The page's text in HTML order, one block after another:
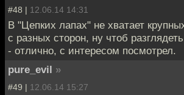
#48 | 12.06.14 14:31
В "Цепких лапах" не хватает
с разных сторон, ну чтоб
- отлично, с интересом посмотрел.
pure_evil »
#49 | 12.06.14 15:27